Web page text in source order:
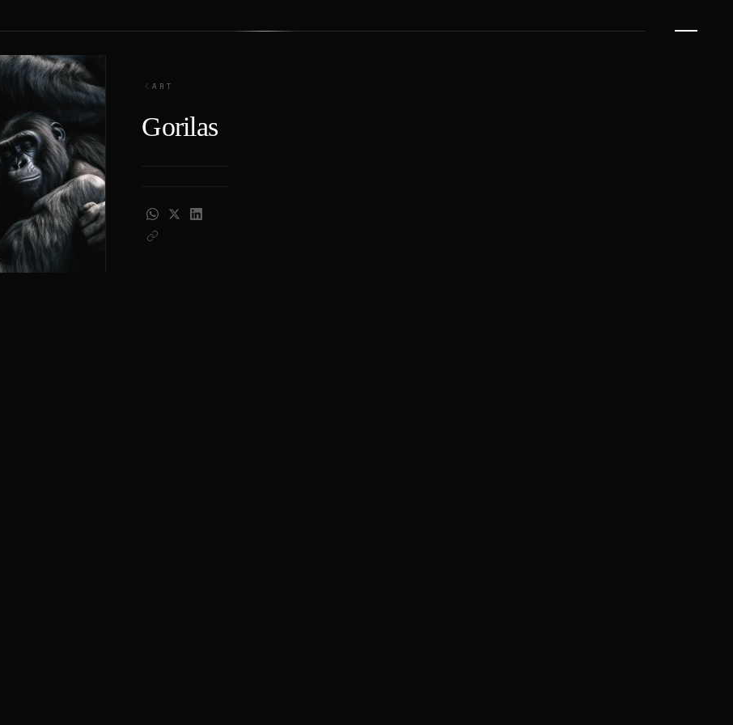
ART
Gorilas